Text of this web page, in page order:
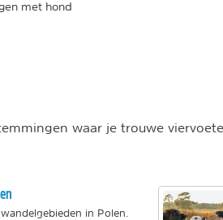
met hond
waar je trouwe
in Polen.